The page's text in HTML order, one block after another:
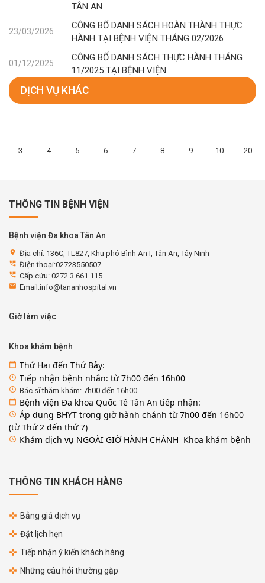
TÂN AN
23/03/2026
CÔNG BỐ DANH SÁCH HOÀN THÀNH THỰC
HÀNH TẠI BỆNH VIỆN THÁNG 02/2026
01/12/2025
CÔNG BỐ DANH SÁCH THỰC HÀNH THÁNG
11/2025 TẠI BỆNH VIỆN
DỊCH VỤ KHÁC
3 4 5 6 7 8 9 10 20
THÔNG TIN BỆNH VIỆN
Bệnh viện Đa khoa Tân An
location_on Địa chỉ: 136C, TL827, Khu phó Bình An I, Tân An, Tây Ninh
perm_phone_msg Điện thoại:02723550507
perm_phone_msg Cấp cứu: 0272 3 661 115
email Email:info@tananhospital.vn
Giờ làm việc
Khoa khám bệnh
calendar_today Thứ Hai đến Thứ Bảy:
access_time Tiếp nhận bệnh nhân: từ 7h00 đến 16h00
access_time Bác sĩ thăm khám: 7h00 đến 16h00
calendar_today Bệnh viện Đa khoa Quốc Tế Tân An tiếp nhận:
access_time Áp dụng BHYT trong giờ hành chánh từ 7h00 đến 16h00
(từ Thứ 2 đến thứ 7)
access_time Khám dịch vụ NGOÀI GIỜ HÀNH CHÁNH Khoa khám bệnh
THÔNG TIN KHÁCH HÀNG
Bảng giá dịch vụ
Đặt lịch hẹn
Tiếp nhận ý kiến khách hàng
Những câu hỏi thường gặp